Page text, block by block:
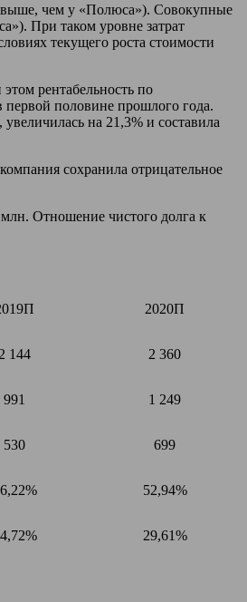
выше, чем у «Полюса»). Совокупные
При таком уровне затрат
текущего роста стоимости
рентабельность по
первой половине прошлого года.
на 21,3% и составила
сохранила отрицательное
млн. Отношение чистого долга к
2020П
2 144 2 360
991 1 249
530 699
52,94%
29,61%